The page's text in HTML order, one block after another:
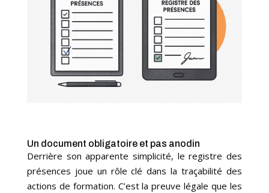
Un document obligatoire et pas anodin
Derrière son apparente simplicité, le registre des
présences joue un rôle clé dans la traçabilité des
actions de formation. C’est la preuve légale que les